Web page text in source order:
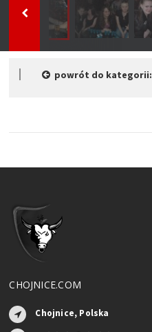
powrót do kategorii:
CHOJNICE.COM
Chojnice, Polska